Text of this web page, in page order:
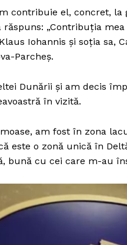
contribuie el, concret, la
„Contribuția
Iohannis și soția
Parcheş.
Dunării şi am decis
în vizită.
am fost în zona
este o zonă unică în
bună cu cei care m-au